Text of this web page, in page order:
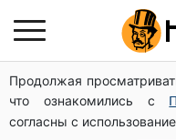
Продолжая
что ознакомились с
согласны с
Дрони із націнкою:
мільйони оборонного
Естонії